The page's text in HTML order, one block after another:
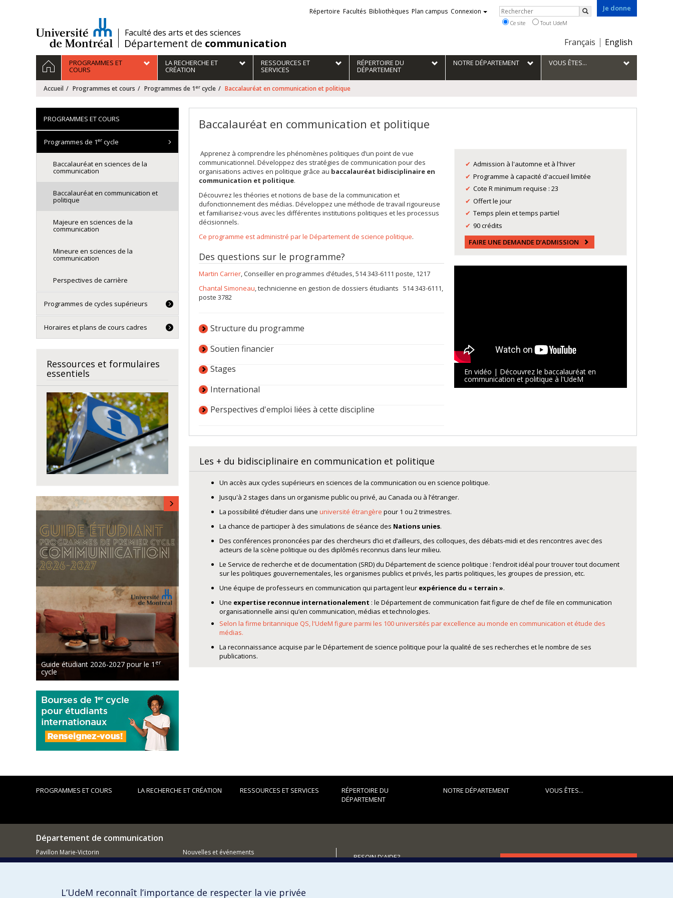
/Faculté des arts et des sciences
Département de communication
Je donne
Choix
la
langue
Français English
Liens
externes
Répertoire Facultés Bibliothèques Plan campus Connexion Rechercher
Rechercher
Ce site Tout UdeM
Navigation
principale
ACCUEILPROGRAMMES ET
COURS
LA RECHERCHE ET
CRÉATION
RESSOURCES ET
SERVICES
RÉPERTOIRE DU
DÉPARTEMENT
NOTRE DÉPARTEMENT VOUS ÊTES...
Accueil Programmes et cours Programmes de 1er cycle Baccalauréat en communication et politique
Baccalauréat en communication et politique
Apprenez à comprendre les phénomènes politiques d’un point de vue
communicationnel. Développez des stratégies de communication pour des
organisations actives en politique grâce au baccalauréat bidisciplinaire en
communication et politique.
Découvrez les théories et notions de base de la communication et
dufonctionnement des médias. Développez une méthode de travail rigoureuse
et familiarisez-vous avec les différentes institutions politiques et les processus
décisionnels.
Ce programme est administré par le Département de science politique.
Des questions sur le programme?
Martin Carrier, Conseiller en programmes d’études, 514 343-6111 poste, 1217
Chantal Simoneau, technicienne en gestion de dossiers étudiants 514 343-6111,
poste 3782
Structure du programme
Soutien financier
Stages
International
Perspectives d'emploi liées à cette discipline
Admission à l'automne et à l'hiver
Programme à capacité d'accueil limitée
Cote R minimum requise : 23
Offert le jour
Temps plein et temps partiel
90 crédits
FAIRE UNE DEMANDE D’ADMISSION
En vidéo | Découvrez le baccalauréat en
communication et politique à l'UdeM
Les + du bidisciplinaire en communication et politique
Un accès aux cycles supérieurs en sciences de la communication ou en science politique.
Jusqu'à 2 stages dans un organisme public ou privé, au Canada ou à l’étranger.
La possibilité d’étudier dans une université étrangère pour 1 ou 2 trimestres.
La chance de participer à des simulations de séance des Nations unies.
Des conférences prononcées par des chercheurs d’ici et d’ailleurs, des colloques, des débats-midi et des rencontres avec des
acteurs de la scène politique ou des diplômés reconnus dans leur milieu.
Le Service de recherche et de documentation (SRD) du Département de science politique : l’endroit idéal pour trouver tout document
sur les politiques gouvernementales, les organismes publics et privés, les partis politiques, les groupes de pression, etc.
Une équipe de professeurs en communication qui partagent leur expérience du « terrain ».
Une expertise reconnue internationalement : le Département de communication fait figure de chef de file en communication
organisationnelle ainsi qu’en communication, médias et technologies.
Selon la firme britannique QS, l'UdeM figure parmi les 100 universités par excellence au monde en communication et étude des
médias.
La reconnaissance acquise par le Département de science politique pour la qualité de ses recherches et le nombre de ses
publications.
PROGRAMMES ET COURS
Programmes de 1er cycle
Baccalauréat en sciences de la
communication
Baccalauréat en communication et
politique
Majeure en sciences de la
communication
Mineure en sciences de la
communication
Perspectives de carrière
Programmes de cycles supérieurs
Horaires et plans de cours cadres
Ressources et formulaires
essentiels
Guide étudiant 2026-2027 pour le 1 er
cycle
PROGRAMMES ET COURS LA RECHERCHE ET CRÉATION RESSOURCES ET SERVICES
RÉPERTOIRE DU
DÉPARTEMENT
NOTRE DÉPARTEMENT VOUS ÊTES...
Département de communication
Pavillon Marie-Victorin
90, Vincent-d'Indy
514 343-6039
Nouvelles et événements
BESOIN D'AIDE?
FACULTÉ DES ARTS ET DES SCIENCES
L’UdeM reconnaît l’importance de respecter la vie privée